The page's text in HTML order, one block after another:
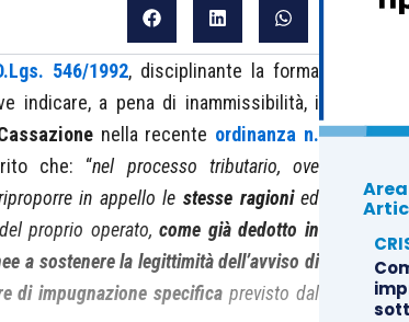
546/1992, disciplinante la forma
indicare, a pena di inammissibilità, i
nella recente ordinanza n.
che: “nel processo tributario, ove
in appello lestesse ragionied
proprio operato,come già dedotto in
a sostenere la legittimità dell’avviso di
di impugnazione specifica previsto dal